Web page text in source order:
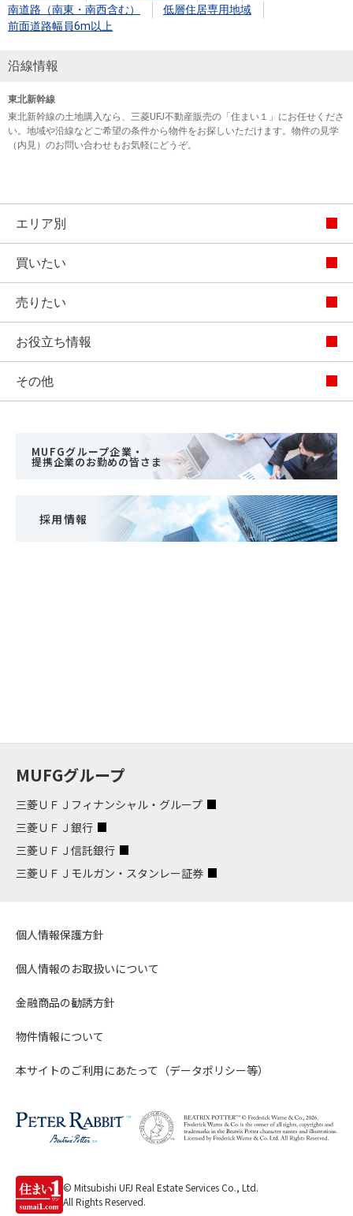
南道路（南東・南西含む）
低層住居専用地域
前面道路幅員6m以上
沿線情報
東北新幹線
東北新幹線の土地購入なら、三菱UFJ不動産販売の「住まい１」にお任せくださ
い。地域や沿線などご希望の条件から物件をお探しいただけます。物件の見学
（内見）のお問い合わせもお気軽にどうぞ。
エリア別
買いたい
売りたい
お役立ち情報
その他
MUFGグループ企業・
提携企業のお勤めの皆さま
採用情報
MUFGグループ
三菱ＵＦＪフィナンシャル・グループ
三菱ＵＦＪ銀行
三菱ＵＦＪ信託銀行
三菱ＵＦＪモルガン・スタンレー証券
個人情報保護方針
個人情報のお取扱いについて
金融商品の勧誘方針
物件情報について
本サイトのご利用にあたって（データポリシー等）
© Mitsubishi UFJ Real Estate Services Co., Ltd.
All Rights Reserved.